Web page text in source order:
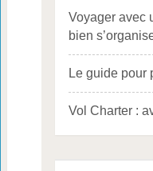
Voyager avec
bien
Le guide pour
Vol Charter :